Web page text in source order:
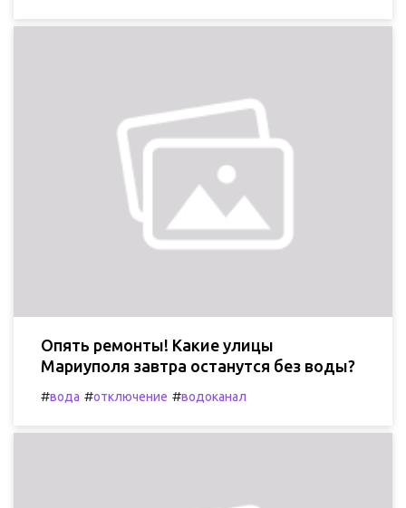
Опять ремонты! Какие улицы
Мариуполя завтра останутся без воды?
#вода #отключение #водоканал